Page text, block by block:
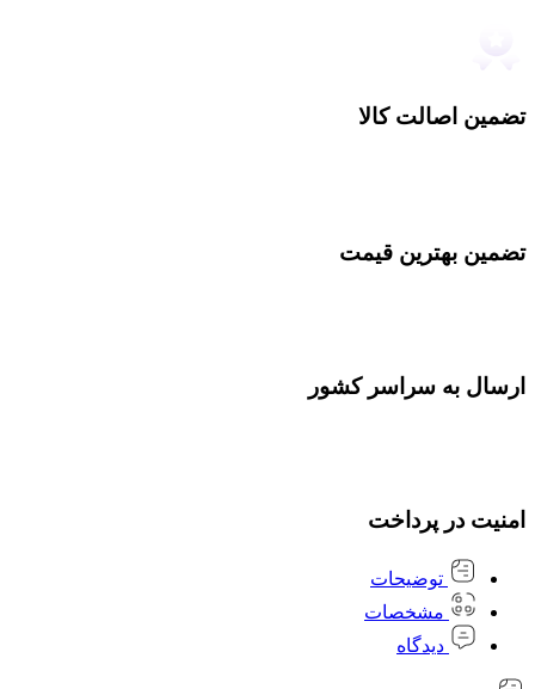
تضمین اصالت کالا
تضمین بهترین قیمت
ارسال به سراسر کشور
امنیت در پرداخت
توضیحات
مشخصات
دیدگاه